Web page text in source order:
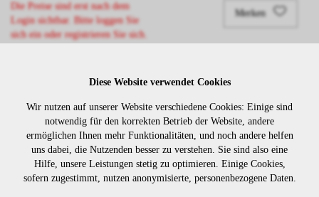
Die Preise sind erst nach dem
Login sichtbar. Bitte loggen Sie
sich ein oder registrieren Sie sich.
Merken
BESCHREIBUNG
Majirel 7.3 Mittelblond Gold
Majirel ist eine hochwertige oxidative Haarfarbe von L'Oréal
Professionnel, die für intensive Farbergebnisse und langanhaltende
Diese Website verwendet Cookies
Wir nutzen auf unserer Website verschiedene Cookies: Einige sind
notwendig für den korrekten Betrieb der Website, andere
ermöglichen Ihnen mehr Funktionalitäten, und noch andere helfen
uns dabei, die Nutzenden besser zu verstehen. Sie sind also eine
Hilfe, unsere Leistungen stetig zu optimieren. Einige Cookies,
sofern zugestimmt, nutzen anonymisierte, personenbezogene Daten.